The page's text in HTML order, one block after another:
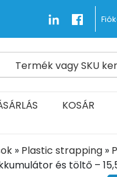
kiszállítása
Fast and Free
Termék vagy SKU
KOSÁR
» Plastic strapping »
és töltő –